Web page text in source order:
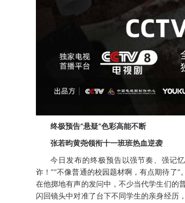
终极预告“悬疑”色彩高能不断
张若昀黄尧领衔十一班班热血逆袭
今日发布的终极预告以强节奏、强记
诈！”“不像普通的校园题材啊，有点期待了
在他掷地有声的发问中，不少当代学生们的
闪回镜头中对准了台下不同学生的亲身经历